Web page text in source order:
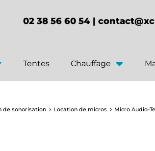
02 38 56 60 54 |
Tentes Chauffage
de sonorisation Location de micros Micro Audio-